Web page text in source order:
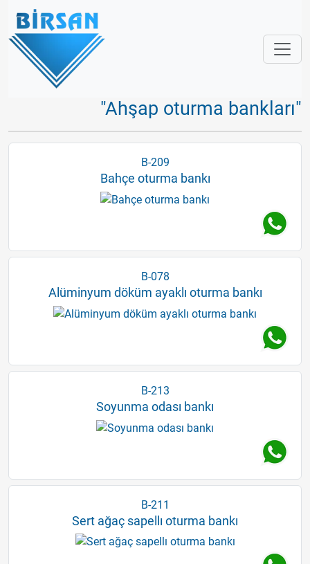
"Ahşap oturma bankları"
B-209
Bahçe oturma bankı
B-078
Alüminyum döküm ayaklı oturma bankı
B-213
Soyunma odası bankı
B-211
Sert ağaç sapellı oturma bankı